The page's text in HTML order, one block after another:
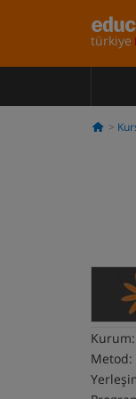
türkiye
Kurum:
Metod: